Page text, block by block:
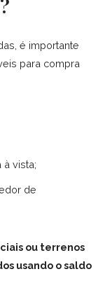
é importante
para compra
à vista;
de
ou terrenos
usando o saldo